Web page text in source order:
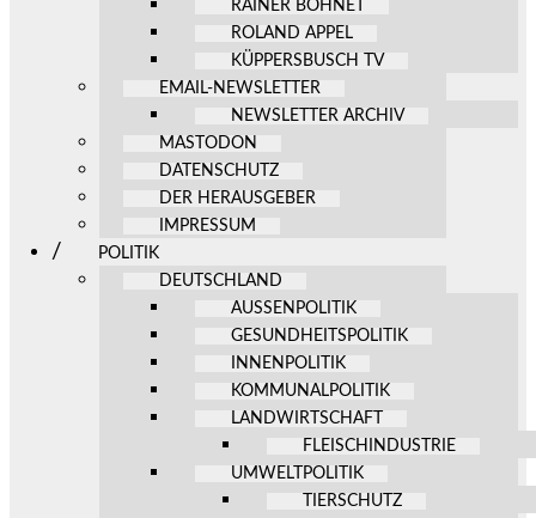
RAINER BOHNET
ROLAND APPEL
KÜPPERSBUSCH TV
EMAIL-NEWSLETTER
NEWSLETTER ARCHIV
MASTODON
DATENSCHUTZ
DER HERAUSGEBER
IMPRESSUM
POLITIK
DEUTSCHLAND
AUSSENPOLITIK
GESUNDHEITSPOLITIK
INNENPOLITIK
KOMMUNALPOLITIK
LANDWIRTSCHAFT
FLEISCHINDUSTRIE
UMWELTPOLITIK
TIERSCHUTZ